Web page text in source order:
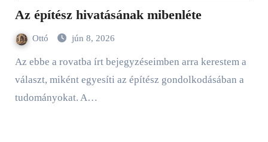
Az építész hivatásának mibenléte
Ottó jún 8, 2026
Az ebbe a rovatba írt bejegyzéseimben arra kerestem a
választ, miként egyesíti az építész gondolkodásában a
tudományokat. A…